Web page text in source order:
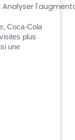
Analyser
Coca-Cola
plus
une